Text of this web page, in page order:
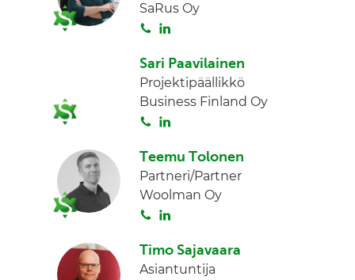
a e
n
SaRus Oy
S
i
t
a
n
k
e
n
Sari Paavilainen
Projektipäällikkö
Business Finland Oy
S
i
t
a
n
k
e
n
Teemu Tolonen
Partneri/Partner
Woolman Oy
S
i
t
n
k
Timo Sajavaara
Asiantuntija